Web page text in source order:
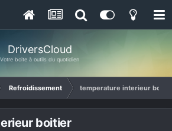
DriversCloud
Votre boite à outils du quotidien
Refroidissement temperature interieur
boitier